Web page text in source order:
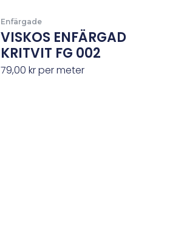
Enfärgade
VISKOS ENFÄRGAD
KRITVIT FG 002
79,00krper meter